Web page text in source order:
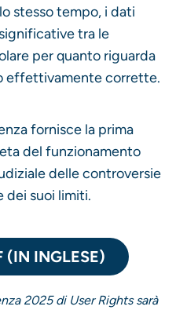
stesso tempo, i dati
tra le
per quanto riguarda
effettivamente corrette.
fornisce la prima
del funzionamento
delle controversie
suoi limiti.
(IN INGLESE)
2025 di User Rights sarà